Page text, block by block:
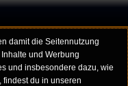
damit die Seitennutzung
und Werbung
und insbesondere dazu, wie
du in unseren